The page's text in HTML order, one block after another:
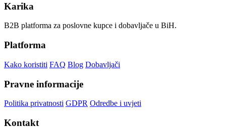
Karika
B2B platforma za poslovne kupce i dobavljače u BiH.
Platforma
Kako koristiti FAQ Blog Dobavljači
Pravne informacije
Politika privatnosti GDPR Odredbe i uvjeti
Kontakt